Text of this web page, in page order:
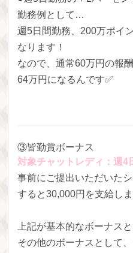
勤務例として…
週5日間勤務、200万ポイ
なります！
なので、通常60万円の報
64万円になるんです✅
③皆勤賞ボーナス
対象チャットレディ：週4
事前にご提出いただいた
すると30,000円を支給し
上記が基本的なボーナス
その他のボーナスとして、